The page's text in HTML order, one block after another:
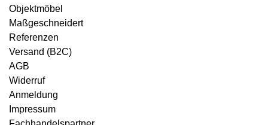
Objektmöbel
Maßgeschneidert
Referenzen
Versand (B2C)
AGB
Widerruf
Anmeldung
Impressum